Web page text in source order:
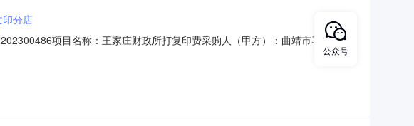
分店
项目名称：王家庄财政所打复印费采购人（甲方）：曲靖市马龙区王
务合同金额：9328.50元合同签订日期：2023-06-23合同公告日期：2023-07-
公告：合同附件：合同书.pdf合同书.pdf2/，回（四季
公众号